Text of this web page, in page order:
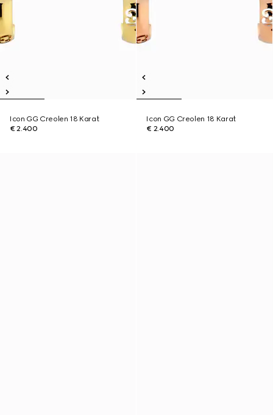
Icon GG Creolen 18 Karat
€ 2.400
Icon GG Creolen 18 Karat
€ 2.400